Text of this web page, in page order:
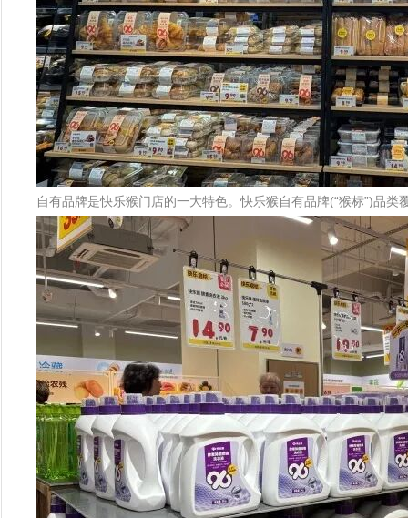
自有品牌是快乐猴门店的一大特色。快乐猴自有品牌(“猴标”)品